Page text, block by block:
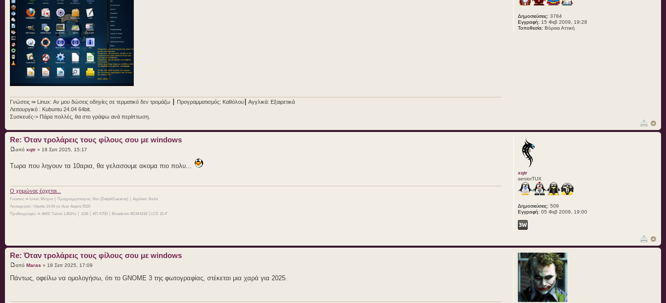
Γνώσεις ⇛ Linux: Αν μου δώσεις οδηγίες σε τερματικό δεν τρομάζω ┃ Προγραμματισμός: Καθόλου┃ Αγγλικά: Εξαιρετικά
Λειτουργικό : Kubuntu 24.04 64bit.
Συσκευές-> Πάρα πολλές, θα στο γράψω ανά περίπτωση.
Δημοσιεύσεις: 3784
Εγγραφή: 15 Φεβ 2009, 19:28
Τοποθεσία: Bόρεια Αττική
Re: Όταν τρολάρεις τους φίλους σου με windows
από xqtr » 18 Σεπ 2025, 15:17
Τωρα που ληγουν τα 10αρια, θα γελασουμε ακομα πιο πολυ...
O χειμώνας έρχεται...
Γνώσεις ⇛ Linux: Μέτριο │ Προγραμματισμός: Ναι (Delphi/Lazarus) │ Αγγλικά: Καλά
Λειτουργικό : Ubuntu 14.04 σε Acer Aspire 5520
Προδιαγραφές ⇛ AMD Turion 1.8GHz │ 1GB │ ATI X700 │ Broadcom BCM4318 │LCD 15.4"
xqtr
seniorTUX
Δημοσιεύσεις: 509
Εγγραφή: 05 Φεβ 2009, 19:00
Re: Όταν τρολάρεις τους φίλους σου με windows
από Maras » 18 Σεπ 2025, 17:09
Πάντως, οφείλω να ομολογήσω, ότι το GNOME 3 της φωτογραφίας, στέκεται μια χαρά για 2025.